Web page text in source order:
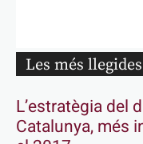
Les més llegides
L’estratègia del
Catalunya, més